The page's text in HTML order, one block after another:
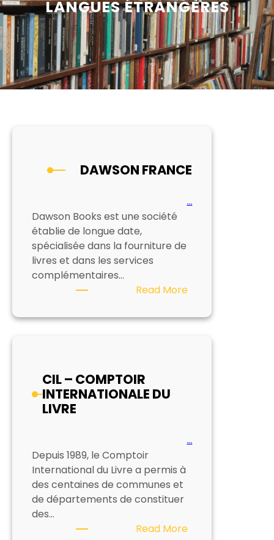
LANGUES ÉTRANGÈRES
DAWSON FRANCE
…
Dawson Books est une société
établie de longue date,
spécialisée dans la fourniture de
livres et dans les services
complémentaires…
Read More:
FRANCE
CIL – COMPTOIR
INTERNATIONALE DU
LIVRE
…
Depuis 1989, le Comptoir
International du Livre a permis à
des centaines de communes et
de départements de constituer
des…
Read More: